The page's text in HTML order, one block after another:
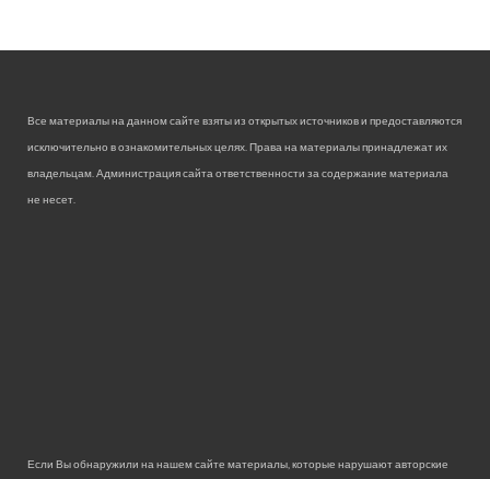
Все материалы на данном сайте взяты из открытых источников и предоставляются
исключительно в ознакомительных целях. Права на материалы принадлежат их
владельцам. Администрация сайта ответственности за содержание материала
не несет.
Если Вы обнаружили на нашем сайте материалы, которые нарушают авторские